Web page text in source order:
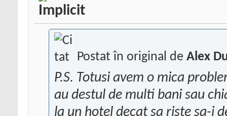
Postat în original de Alex
P.S. Totusi avem o mica
au destul de multi bani sau
la un hotel decat sa riste sa-i